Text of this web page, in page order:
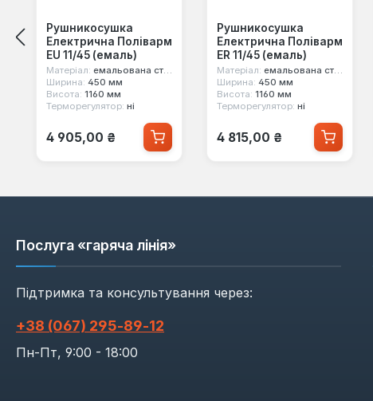
Рушникосушка
Електрична Поліварм
ЕU 11/45 (емаль)
Матеріал: емальована сталь
Ширина: 450 мм
Висота: 1160 мм
Терморегулятор: ні
Звичайна ціна:
4 905,00 ₴
Рушникосушка
Електрична Поліварм
ЕR 11/45 (емаль)
Матеріал: емальована сталь
Ширина: 450 мм
Висота: 1160 мм
Терморегулятор: ні
Звичайна ціна:
4 815,00 ₴
Послуга «гаряча лінія»
Підтримка та консультування через:
+38 (067) 295‑89‑12
Пн-Пт, 9:00 - 18:00